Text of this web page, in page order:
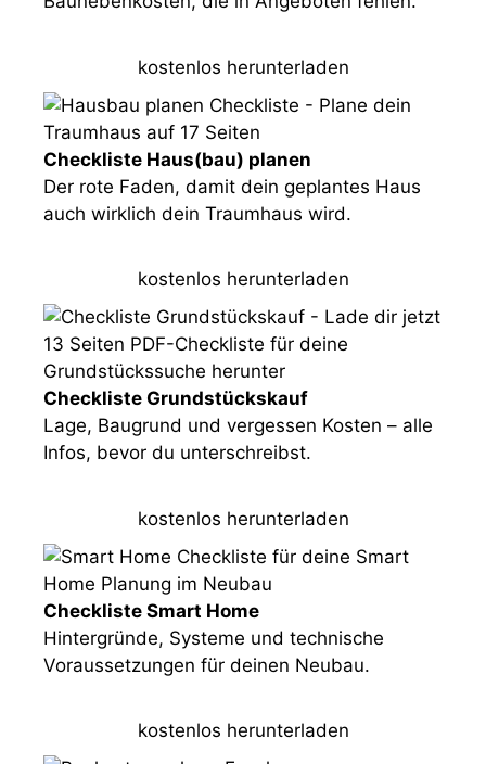
kostenlos herunterladen
Checkliste Haus(bau) planen
Der rote Faden, damit dein geplantes Haus
auch wirklich dein Traumhaus wird.
kostenlos herunterladen
Checkliste Grundstückskauf
Lage, Baugrund und vergessen Kosten – alle
Infos, bevor du unterschreibst.
kostenlos herunterladen
Checkliste Smart Home
Hintergründe, Systeme und technische
Voraussetzungen für deinen Neubau.
kostenlos herunterladen